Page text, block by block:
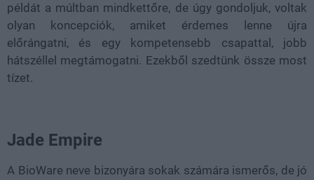
példát a múltban mindkettőre, de úgy gondoljuk, voltak
olyan koncepciók, amiket érdemes lenne újra
előrángatni, és egy kompetensebb csapattal, jobb
hátszéllel megtámogatni. Ezekből szedtünk össze most
tízet.
Jade Empire
A BioWare neve bizonyára sokak számára ismerős, de jó